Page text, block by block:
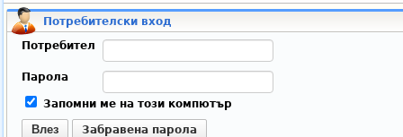
Потребителски вход
Потребител
Парола
Запомни ме на този компютър
Влез Забравена парола